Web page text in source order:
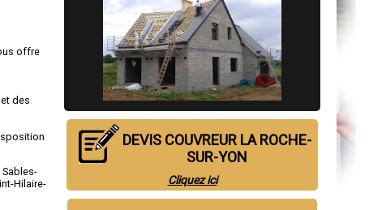
offre
des
Sables-
Hilaire-
DEVIS COUVREUR LA ROCHE-
SUR-YON
Cliquez ici